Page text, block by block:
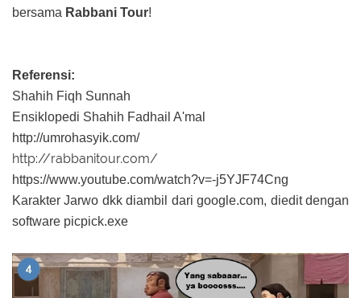
bersama Rabbani Tour!
Referensi:
Shahih Fiqh Sunnah
Ensiklopedi Shahih Fadhail A'mal
http://umrohasyik.com/
http://rabbanitour.com/
https://www.youtube.com/watch?v=-j5YJF74Cng
Karakter Jarwo dkk diambil dari google.com, diedit dengan
software picpick.exe